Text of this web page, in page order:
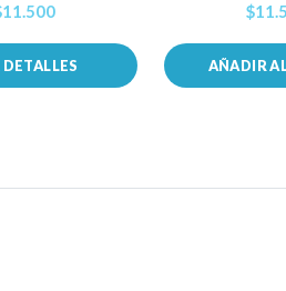
DETALLES AÑADIR